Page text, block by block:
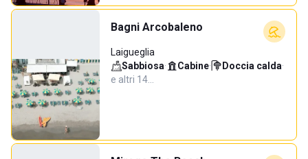
Bagni Arcobaleno
Laigueglia
Sabbiosa· Cabine· Doccia calda·
e altri 14…